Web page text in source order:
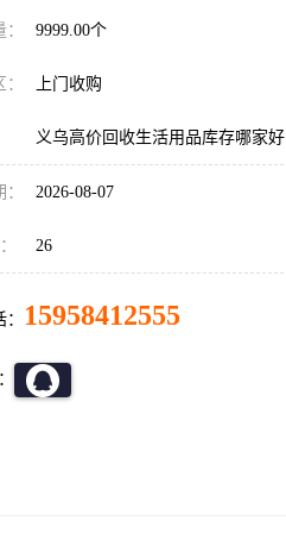
9999.00个
上门收购
义乌高价回收生活用品库存哪家好
2026-08-07
26
15958412555